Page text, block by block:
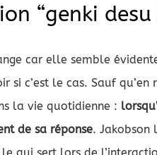
“genki desu
car elle semble
si c’est le cas. Sauf qu’en
la vie quotidienne :
de sa réponse. Jakobson